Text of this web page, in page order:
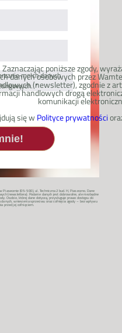
moich danych
Zaznaczając poniższe zgody,
danych osobowych przez
(newsletter), zgodnie z
handlowych drogą
komunikacji
się w Polityce prywatności
(05-500), ul. Techniczna 2 bud. H, Piaseczno. Dane
(newslettera). Podanie danych jest dobrowolne, ale niezbędne
Osobie, której dane dotyczą, przysługuje prawo dostępu do
wniesienia sprzeciwu oraz cofnięcia zgody – bez wpływu
przed jej cofnięciem.